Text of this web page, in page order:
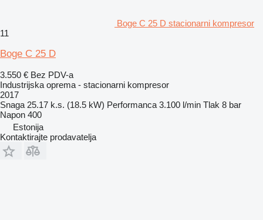
Boge C 25 D stacionarni kompresor
11
Boge C 25 D
3.550 € Bez PDV-a
Industrijska oprema - stacionarni kompresor
2017
Snaga 25.17 k.s. (18.5 kW) Performanca 3.100 l/min Tlak 8 bar
Napon 400
Estonija
Kontaktirajte prodavatelja